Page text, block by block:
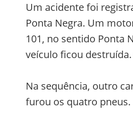
Um acidente foi
Ponta Negra. Um
101, no sentido Ponta
veículo ficou
Na sequência, outro
furou os quatro pneus.